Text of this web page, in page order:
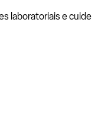
laboratoriais e cuide